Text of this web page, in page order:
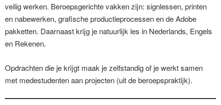
veilig werken. Beroepsgerichte vakken zijn: signlessen, printen
en nabewerken, grafische productieprocessen en de Adobe
pakketten. Daarnaast krijg je natuurlijk les in Nederlands, Engels
en Rekenen.
Opdrachten die je krijgt maak je zelfstandig of je werkt samen
met medestudenten aan projecten (uit de beroepspraktijk).